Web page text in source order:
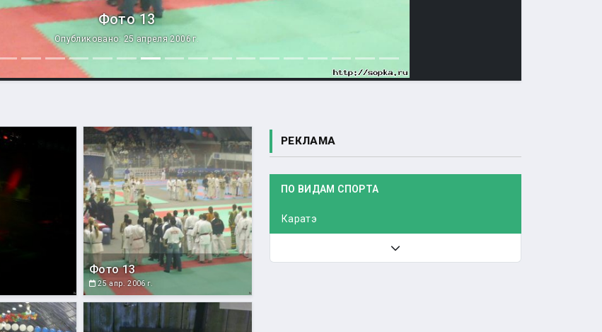
Фото 13
Опубликовано: 25 апреля 2006 г.
Фото 13
25 апр. 2006 г.
РЕКЛАМА
ПО ВИДАМ СПОРТА
Каратэ